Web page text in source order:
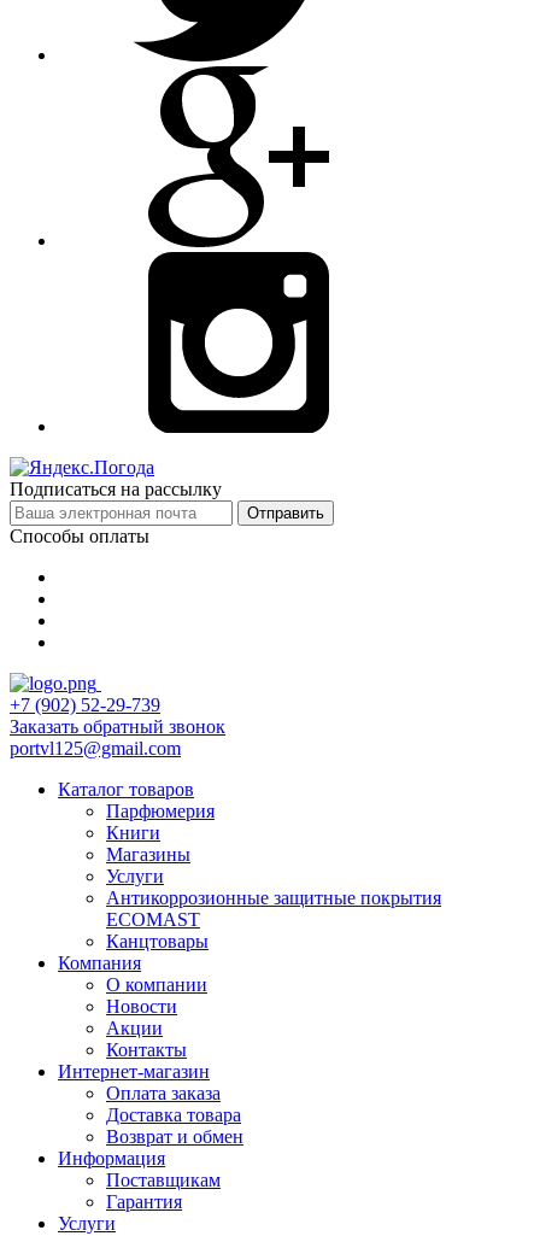
Подписаться на рассылку
Отправить
Способы оплаты
+7 (902) 52-29-739
Заказать обратный звонок
portvl125@gmail.com
Каталог товаров
Парфюмерия
Книги
Магазины
Услуги
Антикоррозионные защитные покрытия
ECOMAST
Канцтовары
Компания
О компании
Новости
Акции
Контакты
Интернет-магазин
Оплата заказа
Доставка товара
Возврат и обмен
Информация
Поставщикам
Гарантия
Услуги